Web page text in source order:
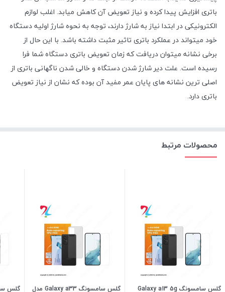
باتری افزایش پیدا کرده و نیاز تعویض آن کاهش میابد. اغلب لوازم
الکترونیکی در ابتدا نیاز به شارژ دارند، توجه به نحوه شارژ اولیه دستگاه
خود میتواند در عملکرد باتری تاثیر مثبت داشته باشد. با این حال از
برخی نشانه میتوان دریافت که زمان تعویض باتری دستگاه شما فرا
رسیده است. علت دیر شارژ شدن دستگاه و خالی شدن ناگهانی باتری از
اصلی ترین نشانه های پایان عمر مفید آن بوده که نشان از نیاز تعویض
باتری دارد.
محصولات مرتبط
گلس سامسونگ Galaxy a13 5g
گلس سامسونگ Galaxy a33 مدل